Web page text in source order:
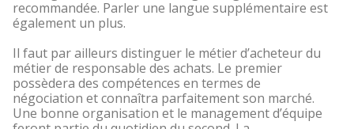
recommandée. Parler une langue supplémentaire est
également un plus.
Il faut par ailleurs distinguer le métier d’acheteur du
métier de responsable des achats. Le premier
possèdera des compétences en termes de
négociation et connaîtra parfaitement son marché.
Une bonne organisation et le management d’équipe